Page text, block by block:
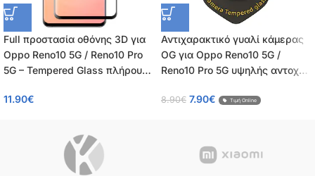
Full προστασία οθόνης 3D για
Oppo Reno10 5G / Reno10 Pro
5G – Tempered Glass πλήρους
11.90€
Αντιχαρακτικό γυαλί κάμερας
OG για Oppo Reno10 5G /
Reno10 Pro 5G υψηλής αντοχής
8.90€ 7.90€ Τιμή Online